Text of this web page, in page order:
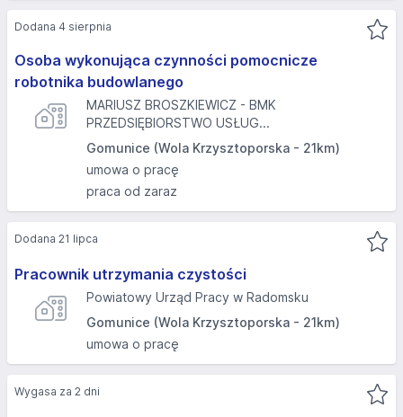
Osoba wykonująca czynności pomocnicze
robotnika budowlanego
MARIUSZ BROSZKIEWICZ - BMK
PRZEDSIĘBIORSTWO USŁUG...
Gomunice (Wola Krzysztoporska - 21km)
umowa o pracę
praca od zaraz
Dodana 4 sierpnia
Pracownik utrzymania czystości
Powiatowy Urząd Pracy w Radomsku
Gomunice (Wola Krzysztoporska - 21km)
umowa o pracę
Dodana 21 lipca
Wygasa za 2 dni